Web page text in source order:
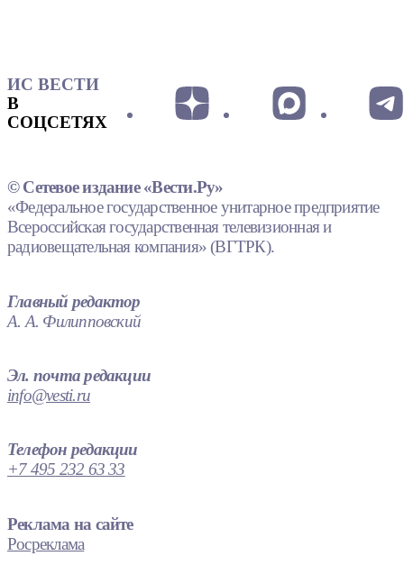
ИС ВЕСТИ
В
СОЦСЕТЯХ
© Сетевое издание «Вести.Ру»
«Федеральное государственное унитарное предприятие
Всероссийская государственная телевизионная и
радиовещательная компания» (ВГТРК).
Главный редактор
А. А. Филипповский
Эл. почта редакции
info@vesti.ru
Телефон редакции
+7 495 232 63 33
Реклама на сайте
Росреклама